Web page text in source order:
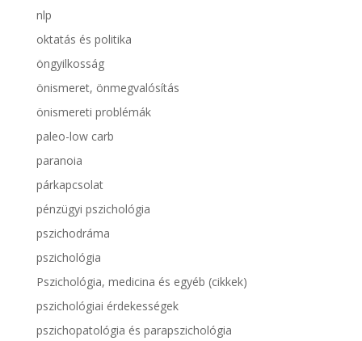
nlp
oktatás és politika
öngyilkosság
önismeret, önmegvalósítás
önismereti problémák
paleo-low carb
paranoia
párkapcsolat
pénzügyi pszichológia
pszichodráma
pszichológia
Pszichológia, medicina és egyéb (cikkek)
pszichológiai érdekességek
pszichopatológia és parapszichológia